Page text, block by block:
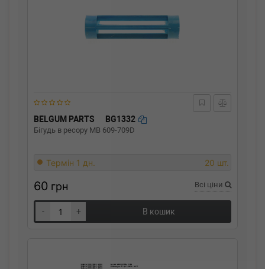
BELGUM PARTS BG1332
Бігудь в ресору MB 609-709D
Термін 1 дн. 20 шт.
60 грн Всі ціни
- + В кошик